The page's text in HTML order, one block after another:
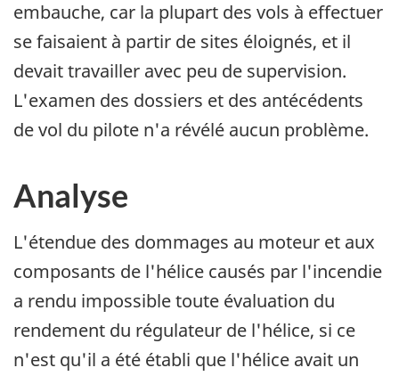
embauche, car la plupart des vols à effectuer
se faisaient à partir de sites éloignés, et il
devait travailler avec peu de supervision.
L'examen des dossiers et des antécédents
de vol du pilote n'a révélé aucun problème.
Analyse
L'étendue des dommages au moteur et aux
composants de l'hélice causés par l'incendie
a rendu impossible toute évaluation du
rendement du régulateur de l'hélice, si ce
n'est qu'il a été établi que l'hélice avait un